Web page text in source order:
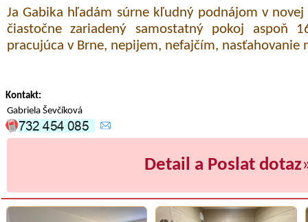
Ja Gabika hľadám súrne kľudný podnájom v
čiastočne zariadený samostatný pokoj aspoň
pracujúca v Brne, nepijem, nefajčím, nasťahovanie
Kontakt:
Gabriela Ševčíková
Detail a Poslat dotaz